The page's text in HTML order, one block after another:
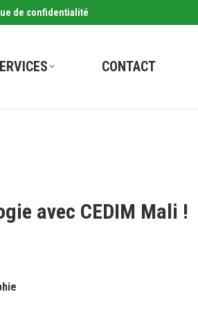
de confidentialité
CONTACT
avec CEDIM Mali !